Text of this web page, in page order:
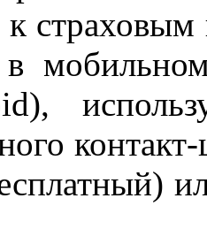
страховым
в